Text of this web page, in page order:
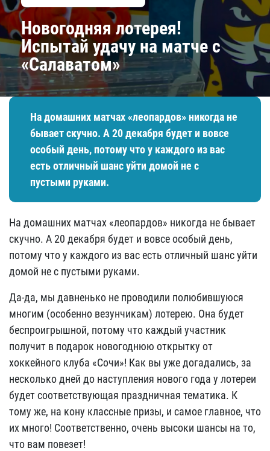
​Новогодняя лотерея!
Испытай удачу на матче с
«Салаватом»
На домашних матчах «леопардов» никогда не
бывает скучно. А 20 декабря будет и вовсе
особый день, потому что у каждого из вас
есть отличный шанс уйти домой не с
пустыми руками.
На домашних матчах «леопардов» никогда не бывает
скучно. А 20 декабря будет и вовсе особый день,
потому что у каждого из вас есть отличный шанс уйти
домой не с пустыми руками.
Да-да, мы давненько не проводили полюбившуюся
многим (особенно везунчикам) лотерею. Она будет
беспроигрышной, потому что каждый участник
получит в подарок новогоднюю открытку от
хоккейного клуба «Сочи»! Как вы уже догадались, за
несколько дней до наступления нового года у лотереи
будет соответствующая праздничная тематика. К
тому же, на кону классные призы, и самое главное, что
их много! Соответственно, очень высоки шансы на то,
что вам повезет!